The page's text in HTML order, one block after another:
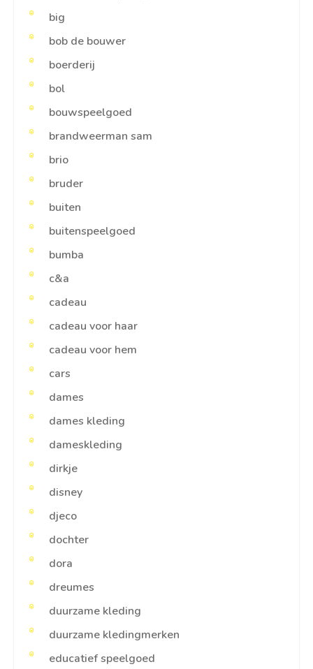
big
bob de bouwer
boerderij
bol
bouwspeelgoed
brandweerman sam
brio
bruder
buiten
buitenspeelgoed
bumba
c&a
cadeau
cadeau voor haar
cadeau voor hem
cars
dames
dames kleding
dameskleding
dirkje
disney
djeco
dochter
dora
dreumes
duurzame kleding
duurzame kledingmerken
educatief speelgoed